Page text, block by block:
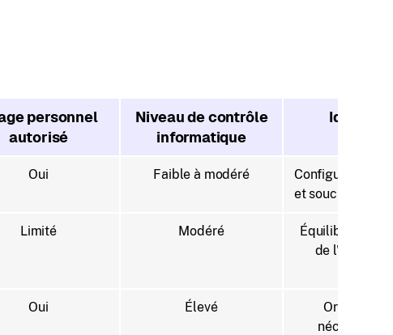
personnel
autorisé
Niveau de contrôle
informatique
Idéal
Oui Faible à modéré
Configurations
et soucieuses
Limité Modéré
Équilibre entre
de
Oui Élevé
nécessitant